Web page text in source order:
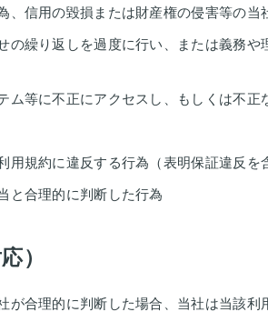
、信用の毀損または財産権の侵害等の
の繰り返しを過度に行い、または義務
ム等に不正にアクセスし、もしくは不正
用規約に違反する行為（表明保証違反
と合理的に判断した行為
）
が合理的に判断した場合、当社は当該利